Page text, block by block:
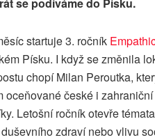
startuje 3. ročník
Písku. I když se změnila
chopí Milan Peroutka,
oceňované české i
Letošní ročník otevře
zdraví nebo vlivu